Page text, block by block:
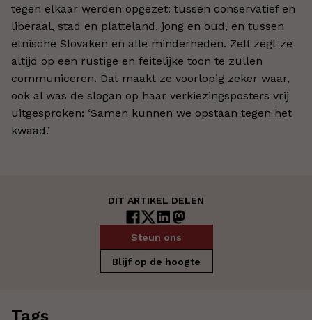
tegen elkaar werden opgezet: tussen conservatief en
liberaal, stad en platteland, jong en oud, en tussen
etnische Slovaken en alle minderheden. Zelf zegt ze
altijd op een rustige en feitelijke toon te zullen
communiceren. Dat maakt ze voorlopig zeker waar,
ook al was de slogan op haar verkiezingsposters vrij
uitgesproken: ‘Samen kunnen we opstaan tegen het
kwaad.’
DIT ARTIKEL DELEN
Steun ons
Blijf op de hoogte
Tags